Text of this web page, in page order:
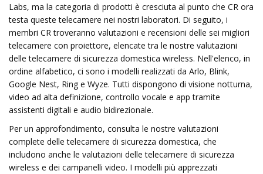
Labs, ma la categoria di prodotti è cresciuta al punto che CR ora
testa queste telecamere nei nostri laboratori. Di seguito, i
membri CR troveranno valutazioni e recensioni delle sei migliori
telecamere con proiettore, elencate tra le nostre valutazioni
delle telecamere di sicurezza domestica wireless. Nell'elenco, in
ordine alfabetico, ci sono i modelli realizzati da Arlo, Blink,
Google Nest, Ring e Wyze. Tutti dispongono di visione notturna,
video ad alta definizione, controllo vocale e app tramite
assistenti digitali e audio bidirezionale.
Per un approfondimento, consulta le nostre valutazioni
complete delle telecamere di sicurezza domestica, che
includono anche le valutazioni delle telecamere di sicurezza
wireless e dei campanelli video. I modelli più apprezzati